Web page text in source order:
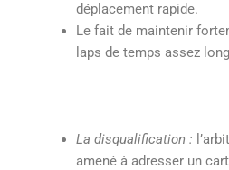
déplacement rapide.
Le fait de maintenir
laps de temps assez
La disqualification :
amené à adresser un